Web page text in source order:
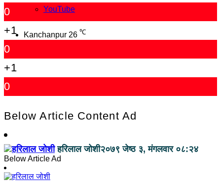
YouTube
Kanchanpur 26 ℃
0
+1
0
+1
0
Below Article Content Ad
हरिलाल जोशी२०७९ जेष्ठ ३, मंगलवार ०८:२४
Below Article Ad